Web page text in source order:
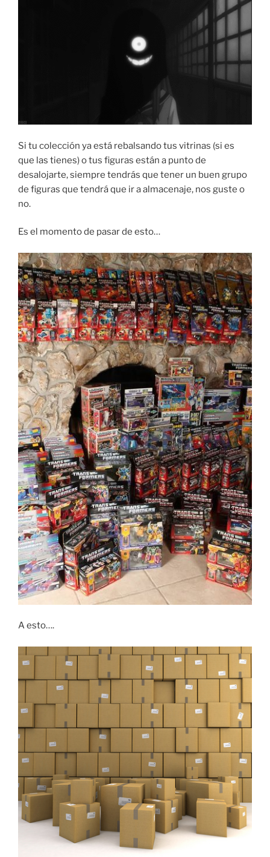
Si tu colección ya está rebalsando tus vitrinas (si es
que las tienes) o tus figuras están a punto de
desalojarte, siempre tendrás que tener un buen grupo
de figuras que tendrá que ir a almacenaje, nos guste o
no.
Es el momento de pasar de esto…
A esto….